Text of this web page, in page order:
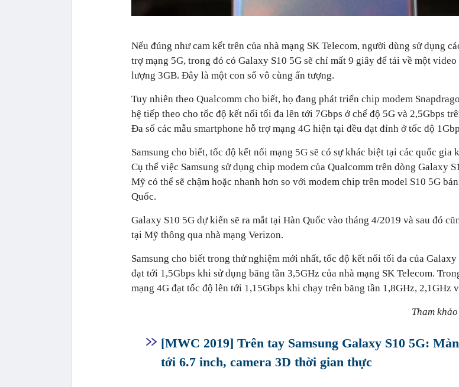
Nếu đúng như cam kết trên của nhà mạng SK Telecom, người dùng sử dụng
trợ mạng 5G, trong đó có Galaxy S10 5G sẽ chỉ mất 9 giây để tải về một video
lượng 3GB. Đây là một con số vô cùng ấn tượng.
Tuy nhiên theo Qualcomm cho biết, họ đang phát triển chip modem
hệ tiếp theo cho tốc độ kết nối tối đa lên tới 7Gbps ở chế độ 5G và 2,5Gbps
Đa số các mẫu smartphone hỗ trợ mạng 4G hiện tại đều đạt đỉnh ở tốc độ
Samsung cho biết, tốc độ kết nối mạng 5G sẽ có sự khác biệt tại các quốc gia
Cụ thể việc Samsung sử dụng chip modem của Qualcomm trên dòng Galaxy
Mỹ có thể sẽ chậm hoặc nhanh hơn so với modem chip trên model S10 5G
Quốc.
Galaxy S10 5G dự kiến sẽ ra mắt tại Hàn Quốc vào tháng 4/2019 và sau đó
tại Mỹ thông qua nhà mạng Verizon.
Samsung cho biết trong thử nghiệm mới nhất, tốc độ kết nối tối đa của Galaxy
đạt tới 1,5Gbps khi sử dụng băng tần 3,5GHz của nhà mạng SK Telecom.
mạng 4G đạt tốc độ lên tới 1,15Gbps khi chạy trên băng tần 1,8GHz, 2,1GHz
Tham
[MWC 2019] Trên tay Samsung Galaxy S10 5G:
tới 6.7 inch, camera 3D thời gian thực